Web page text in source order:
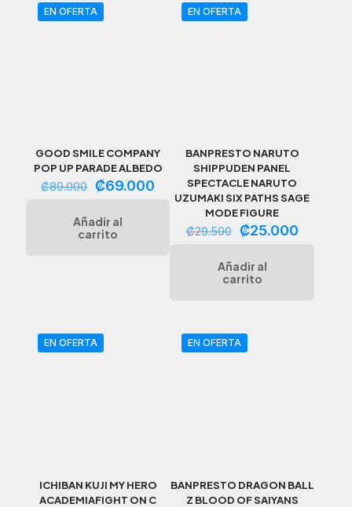
Anime
Japón
EN OFERTA
GOOD SMILE COMPANY
POP UP PARADE ALBEDO
₡89.000
El
original
era:
₡69.000
precio
Añadir al
carrito
EN OFERTA
BANPRESTO NARUTO
SHIPPUDEN PANEL
SPECTACLE NARUTO
UZUMAKI SIX PATHS SAGE
MODE FIGURE
₡29.500
El
original
era:
₡25.000El
Añadir al
carrito
EN OFERTA
ICHIBAN KUJI MY HERO
ACADEMIAFIGHT ON C
EN OFERTA
BANPRESTO DRAGON BALL
Z BLOOD OF SAIYANS